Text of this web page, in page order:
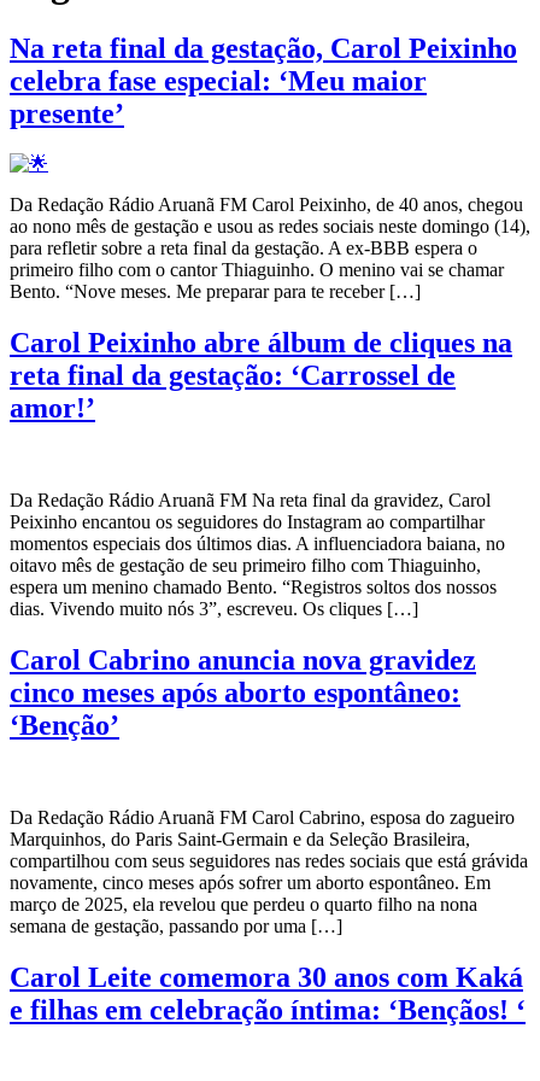
Na reta final da gestação, Carol Peixinho
celebra fase especial: ‘Meu maior
presente’
Da Redação Rádio Aruanã FM Carol Peixinho, de 40 anos, chegou
ao nono mês de gestação e usou as redes sociais neste domingo (14),
para refletir sobre a reta final da gestação. A ex-BBB espera o
primeiro filho com o cantor Thiaguinho. O menino vai se chamar
Bento. “Nove meses. Me preparar para te receber […]
Carol Peixinho abre álbum de cliques na
reta final da gestação: ‘Carrossel de
amor!’
Da Redação Rádio Aruanã FM Na reta final da gravidez, Carol
Peixinho encantou os seguidores do Instagram ao compartilhar
momentos especiais dos últimos dias. A influenciadora baiana, no
oitavo mês de gestação de seu primeiro filho com Thiaguinho,
espera um menino chamado Bento. “Registros soltos dos nossos
dias. Vivendo muito nós 3”, escreveu. Os cliques […]
Carol Cabrino anuncia nova gravidez
cinco meses após aborto espontâneo:
‘Benção’
Da Redação Rádio Aruanã FM Carol Cabrino, esposa do zagueiro
Marquinhos, do Paris Saint-Germain e da Seleção Brasileira,
compartilhou com seus seguidores nas redes sociais que está grávida
novamente, cinco meses após sofrer um aborto espontâneo. Em
março de 2025, ela revelou que perdeu o quarto filho na nona
semana de gestação, passando por uma […]
Carol Leite comemora 30 anos com Kaká
e filhas em celebração íntima: ‘Bençãos! ‘